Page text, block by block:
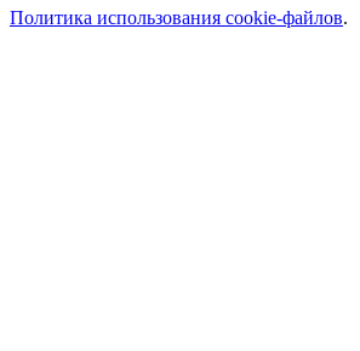
Политика использования cookie-файлов.